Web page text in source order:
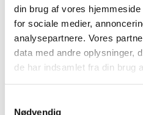
din brug af vores
for sociale medier,
analysepartnere. Vores
data med andre oplysninger,
de har indsamlet fra din brug
Nødvendig
07:30 -